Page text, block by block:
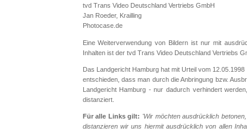
tvd Trans Video Deutschland Vertriebs GmbH
Jan Roeder, Krailling
Photocase.de
Eine Weiterverwendung von Bildern ist nur mit
Inhalten ist der tvd Trans Video Deutschland Vertriebs
Das Landgericht Hamburg hat mit Urteil vom 12.05.1998
entschieden, dass man durch die Anbringung bzw.
Landgericht Hamburg - nur dadurch verhindert
distanziert.
Für alle Links gilt: 'Wir möchten ausdrücklich
distanzieren wir uns hiermit ausdrücklich von allen